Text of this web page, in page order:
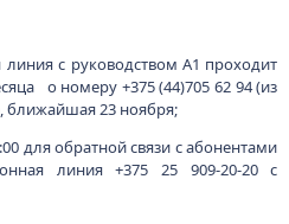
с руководством А1 проходит
о номеру +375 (44)705 62 94 (из
ближайшая 23 ноября;
для обратной связи с абонентами
линия +375 25 909-20-20 c